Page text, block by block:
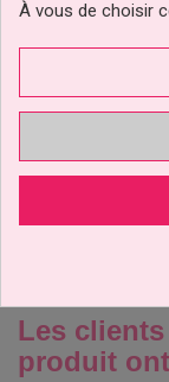
Emporte-
de
-35%
Les
produit
À vous de choisir